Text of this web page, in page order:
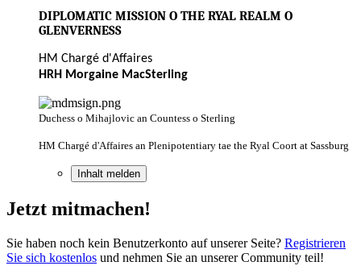
DIPLOMATIC MISSION O THE RYAL REALM O
GLENVERNESS
HM Chargé d'Affaires
HRH Morgaine MacSterling
Duchess o Mihajlovic an Countess o Sterling
HM Chargé d'Affaires an Plenipotentiary tae the Ryal Coort at Sassburg
Inhalt melden
Jetzt mitmachen!
Sie haben noch kein Benutzerkonto auf unserer Seite? Registrieren
Sie sich kostenlos und nehmen Sie an unserer Community teil!